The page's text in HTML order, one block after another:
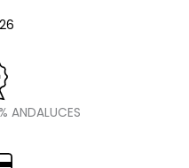
ANDALUCES